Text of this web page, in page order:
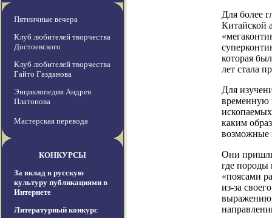
Пятничные вечера
Клуб любителей творчества
Достоевского
Клуб любителей творчества
Гайто Газданова
Энциклопедия Андрея
Платонова
Мастерская перевода
КОНКУРСЫ
За вклад в русскую
культуру публикациями в
Интернете
Литературный конкурс
Для более
Китайской
которая
лет стала
Для
временную
каким
возможные
Они пришли
где породы
«поясами
из-за
выражению,